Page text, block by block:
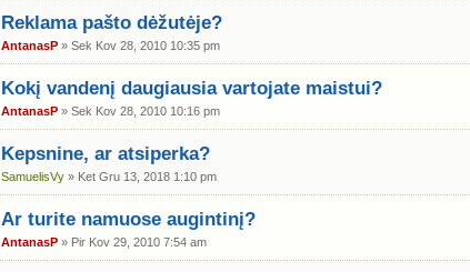
Reklama pašto dėžutėje?
AntanasP » Sek Kov 28, 2010 10:35 pm
Kokį vandenį daugiausia vartojate maistui?
AntanasP » Sek Kov 28, 2010 10:16 pm
Kepsnine, ar atsiperka?
SamuelisVy » Ket Gru 13, 2018 1:10 pm
Ar turite namuose augintinį?
AntanasP » Pir Kov 29, 2010 7:54 am